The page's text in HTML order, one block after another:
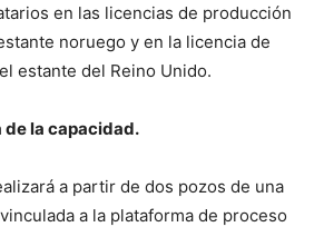
en las licencias de producción
noruego y en la licencia de
estante del Reino Unido.
la capacidad.
a partir de dos pozos de una
a la plataforma de proceso